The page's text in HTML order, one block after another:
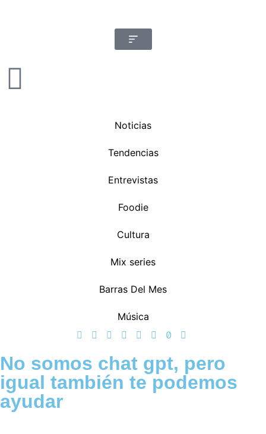
Noticias
Tendencias
Entrevistas
Foodie
Cultura
Mix series
Barras Del Mes
Música
No somos chat gpt, pero
igual también te podemos
ayudar